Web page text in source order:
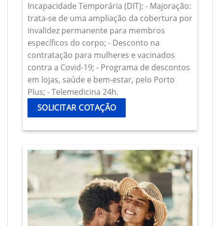
Incapacidade Temporária (DIT); - Majoração:
trata-se de uma ampliação da cobertura por
invalidez permanente para membros
específicos do corpo; - Desconto na
contratação para mulheres e vacinados
contra a Covid-19; - Programa de descontos
em lojas, saúde e bem-estar, pelo Porto
Plus; - Telemedicina 24h.
SOLICITAR COTAÇÃO